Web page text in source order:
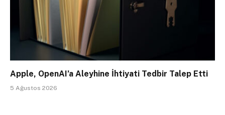
Apple, OpenAI’a Aleyhine İhtiyati Tedbir Talep Etti
5 Ağustos 2026